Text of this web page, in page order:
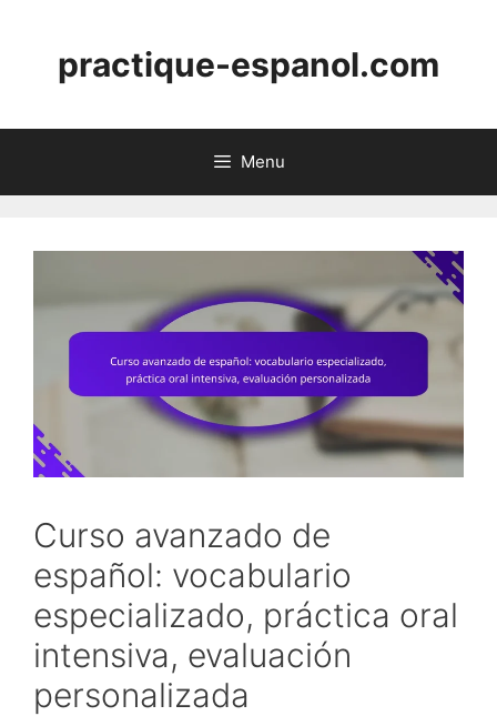
contentpractique-espanol.com
Menu
Curso avanzado de
español: vocabulario
especializado, práctica oral
intensiva, evaluación
personalizada